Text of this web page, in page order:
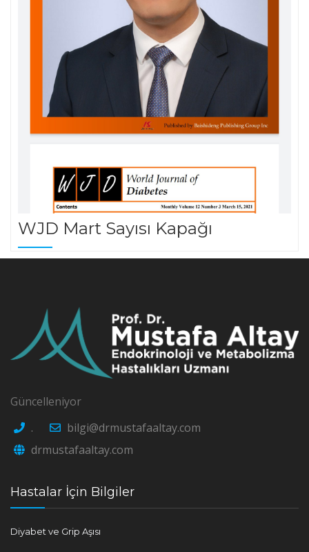
WJD Mart Sayısı Kapağı
Güncelleniyor
.
bilgi@drmustafaaltay.com
drmustafaaltay.com
Hastalar İçin Bilgiler
Diyabet ve Grip Aşısı